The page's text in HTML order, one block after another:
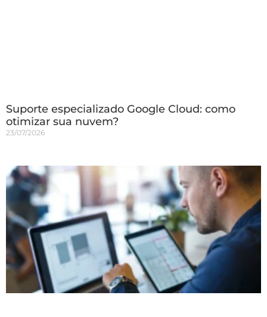
Suporte especializado Google Cloud: como
otimizar sua nuvem?
23/07/2026